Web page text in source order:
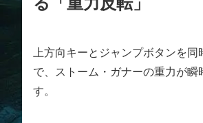
上方向キーとジャンプボタンを同
で、ストーム・ガナーの重力が瞬
す。